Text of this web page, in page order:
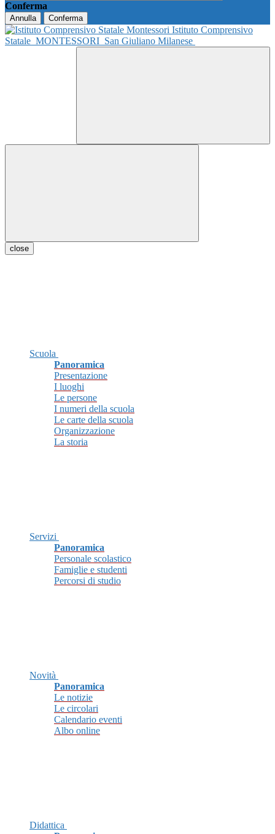
Conferma
Annulla Conferma
Istituto Comprensivo
Statale MONTESSORI San Giuliano Milanese
close
Scuola
Panoramica
Presentazione
I luoghi
Le persone
I numeri della scuola
Le carte della scuola
Organizzazione
La storia
Servizi
Panoramica
Personale scolastico
Famiglie e studenti
Percorsi di studio
Novità
Panoramica
Le notizie
Le circolari
Calendario eventi
Albo online
Didattica